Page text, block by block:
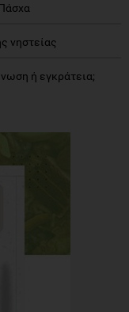
νηστείας
ή εγκράτεια;